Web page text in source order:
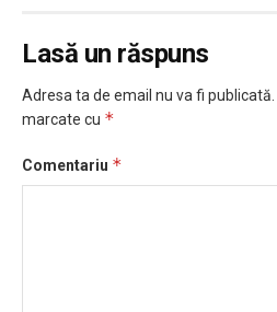
Lasă un răspuns
Adresa ta de email nu va fi publicată.
marcate cu *
Comentariu *